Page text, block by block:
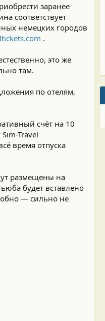
заранее
соответствует
немецких городов
.
это же
там.
по отелям,
счёт на 10
Travel
время отпуска
размещены на
будет вставлено
— сильно не